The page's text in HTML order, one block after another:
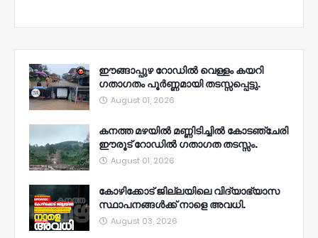
ഈങ്ങാപ്പുഴ റോഡിൽ വെള്ളം കയറി
ഗതാഗതം പൂർണ്ണമായി തടസ്സപ്പെട്ടു.
August 01, 2026
കനത്ത മഴയിൽ മണ്ണിടിച്ചിൽ കോടഞ്ചേരി
ഈരൂട് റോഡിൽ ഗതാഗത തടസ്സം.
August 01, 2026
കോഴിക്കോട് ജില്ലയിലെ വിദ്യാഭ്യാസ
സ്ഥാപനങ്ങൾക്ക് നാളെ അവധി.
August 03, 2026